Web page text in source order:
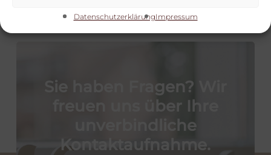
DatenschutzerklärungImpressum
Sie Fragen?
über Ihre
unverbindliche
Kontaktaufnahme.